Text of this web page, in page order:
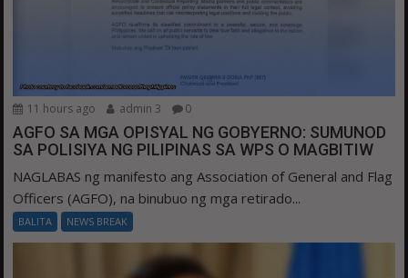
11 hours ago admin 3 0
AGFO SA MGA OPISYAL NG GOBYERNO: SUMUNOD
SA POLISIYA NG PILIPINAS SA WPS O MAGBITIW
NAGLABAS ng manifesto ang Association of General and Flag
Officers (AGFO), na binubuo ng mga retirado...
BALITA NEWS BREAK